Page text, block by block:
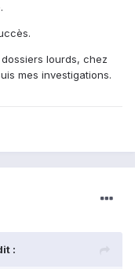
lourds, chez
mes investigations.
: